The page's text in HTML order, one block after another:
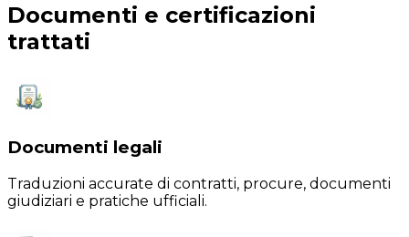
Documenti e certificazioni
trattati
Documenti legali
Traduzioni accurate di contratti, procure, documenti
giudiziari e pratiche ufficiali.